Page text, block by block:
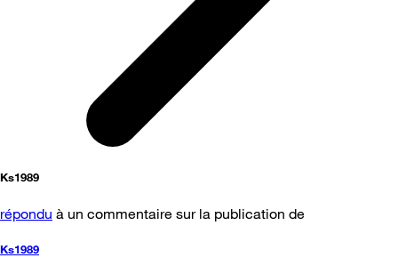
Ks1989
répondu à un commentaire sur la publication de
Ks1989